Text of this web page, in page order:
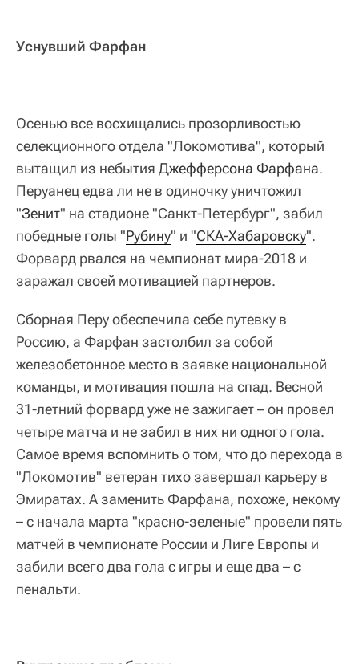
Уснувший Фарфан
Осенью все восхищались прозорливостью
селекционного отдела "Локомотива", который
вытащил из небытия Джефферсона Фарфана.
Перуанец едва ли не в одиночку уничтожил
"Зенит" на стадионе "Санкт-Петербург", забил
победные голы "Рубину" и "СКА-Хабаровску".
Форвард рвался на чемпионат мира-2018 и
заражал своей мотивацией партнеров.
Сборная Перу обеспечила себе путевку в
Россию, а Фарфан застолбил за собой
железобетонное место в заявке национальной
команды, и мотивация пошла на спад. Весной
31-летний форвард уже не зажигает – он провел
четыре матча и не забил в них ни одного гола.
Самое время вспомнить о том, что до перехода в
"Локомотив" ветеран тихо завершал карьеру в
Эмиратах. А заменить Фарфана, похоже, некому
– с начала марта "красно-зеленые" провели пять
матчей в чемпионате России и Лиге Европы и
забили всего два гола с игры и еще два – с
пенальти.